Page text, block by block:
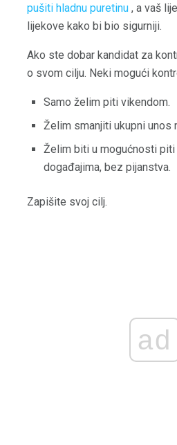
pušiti hladnu puretinu , a vaš
lijekove kako bi bio sigurniji.
Ako ste dobar kandidat za
o svom cilju. Neki mogući
Samo želim piti vikendom.
Želim smanjiti ukupni unos
Želim biti u mogućnosti piti
događajima, bez pijanstva.
Zapišite svoj cilj.
ad